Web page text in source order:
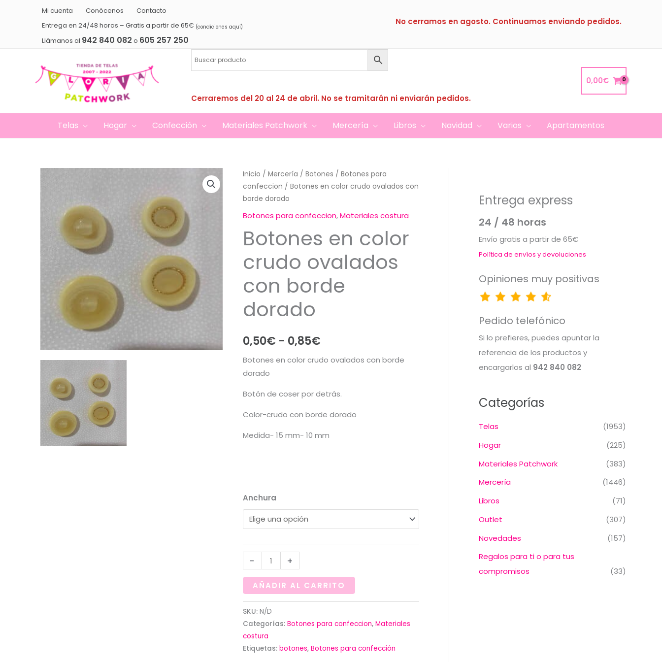
Mi cuenta Conócenos
Contacto
Entrega en 24/48 horas – Gratis a partir de 65€ (condiciones aquí)
Llámanos al 942 840 082 o 605 257 250
No cerramos en agosto. Continuamos enviando pedidos.
Cerraremos del 20 al 24 de abril. No se tramitarán ni enviarán pedidos.
0,00€
Telas Hogar Confección Materiales Patchwork Mercería Libros Navidad Varios Apartamentos
Inicio / Mercería / Botones / Botones para
confeccion / Botones en color crudo ovalados con
borde dorado
Botones para confeccion,Materiales costura
Botones en color
crudo ovalados
con borde
dorado
0,50€ - 0,85€Rango
de
desde
0,50€
hasta
Botones en color crudo ovalados con borde
dorado
Botón de coser por detrás.
Color-crudo con borde dorado
Medida- 15 mm- 10 mm
Anchura
-
Botones
en
color
ovalados
con
borde
dorado
+
AÑADIR AL CARRITO
SKU: N/D
Categorías: Botones para confeccion, Materiales
costura
Etiquetas: botones, Botones para confección
Entrega express
24 / 48 horas
Envío gratis a partir de 65€
Política de envíos y devoluciones
Opiniones muy positivas
Pedido telefónico
Si lo prefieres, puedes apuntar la
referencia de los productos y
encargarlos al 942 840 082
Categorías
Telas
(1953)
Hogar
(225)
Materiales Patchwork
(383)
Mercería
(1446)
Libros
(71)
Outlet
(307)
Novedades
(157)
Regalos para ti o para tus
compromisos
(33)